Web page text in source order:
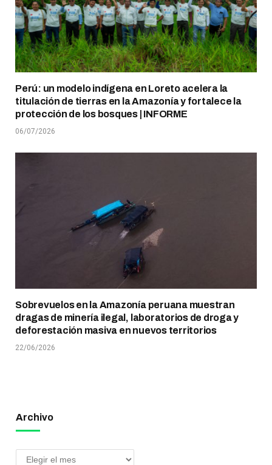
Perú: un modelo indígena en Loreto acelera la
titulación de tierras en la Amazonía y fortalece la
protección de los bosques | INFORME
06/07/2026
Sobrevuelos en la Amazonía peruana muestran
dragas de minería ilegal, laboratorios de droga y
deforestación masiva en nuevos territorios
22/06/2026
Archivo